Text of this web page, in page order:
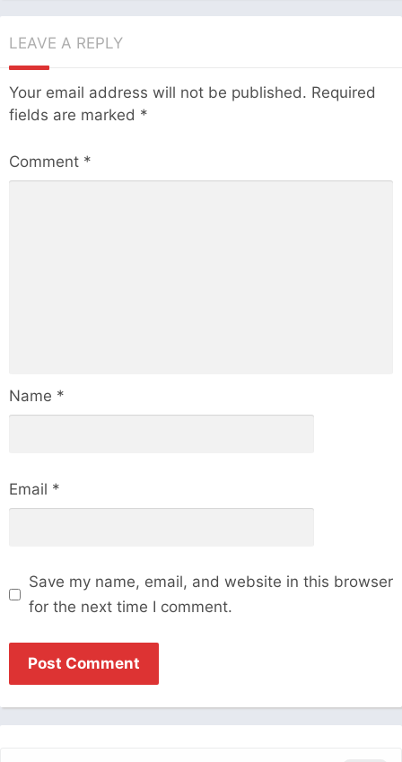
LEAVE A REPLY
Your email address will not be published. Required
fields are marked *
Comment *
Name *
Email *
Save my name, email, and website in this browser
for the next time I comment.